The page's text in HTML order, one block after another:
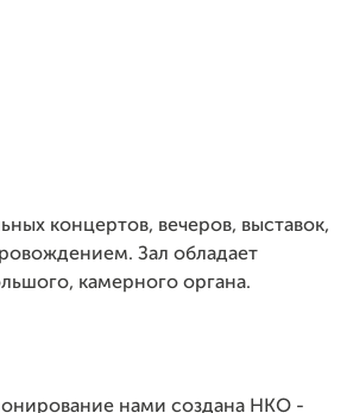
концертов, вечеров, выставок,
Зал обладает
камерного органа.
нами создана НКО -